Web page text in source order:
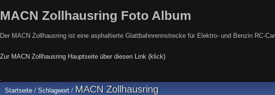
MACN Zollhausring Foto Album
Der MACN Zollhausring ist eine asphaltierte Glattbahnrennstrecke für Elektro- und Benzin RC-
Zur MACN Zollhausring Hauptseite über diesen Link (klick)
Startseite / Schlagwort / MACN Zollhausring